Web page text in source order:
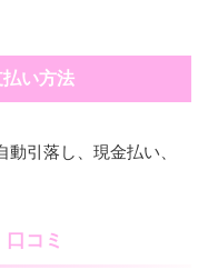
い方法
引落し、現金払い、
コミ